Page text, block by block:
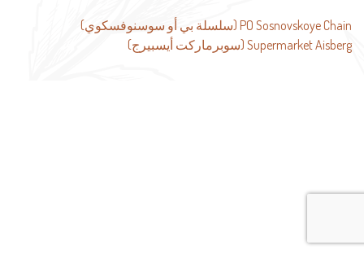
تصفّح
المقالات
PO Sosnovskoye Chain (سلسلة بي أو سوسنوفسكوي)
Supermarket Aisberg (سوبرماركت أيسبيرج)